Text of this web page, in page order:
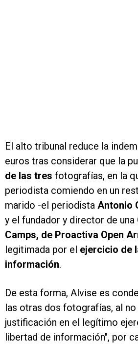
El alto tribunal reduce la
euros tras considerar que la
de las tres fotografías, en la
periodista comiendo en un
marido -el periodista Antonio
y el fundador y director de una
Camps, de Proactiva Open
legitimada por el ejercicio de
información.
De esta forma, Alvise es
las otras dos fotografías, al
justificación en el legítimo
libertad de información", por